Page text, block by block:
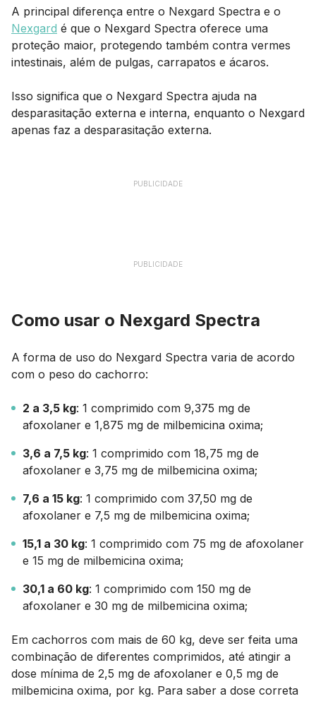
A principal diferença entre o Nexgard Spectra e o
Nexgard é que o Nexgard Spectra oferece uma
proteção maior, protegendo também contra vermes
intestinais, além de pulgas, carrapatos e ácaros.
Isso significa que o Nexgard Spectra ajuda na
desparasitação externa e interna, enquanto o Nexgard
apenas faz a desparasitação externa.
PUBLICIDADE
PUBLICIDADE
Como usar o Nexgard Spectra
A forma de uso do Nexgard Spectra varia de acordo
com o peso do cachorro:
2 a 3,5 kg: 1 comprimido com 9,375 mg de
afoxolaner e 1,875 mg de milbemicina oxima;
3,6 a 7,5 kg: 1 comprimido com 18,75 mg de
afoxolaner e 3,75 mg de milbemicina oxima;
7,6 a 15 kg: 1 comprimido com 37,50 mg de
afoxolaner e 7,5 mg de milbemicina oxima;
15,1 a 30 kg: 1 comprimido com 75 mg de afoxolaner
e 15 mg de milbemicina oxima;
30,1 a 60 kg: 1 comprimido com 150 mg de
afoxolaner e 30 mg de milbemicina oxima;
Em cachorros com mais de 60 kg, deve ser feita uma
combinação de diferentes comprimidos, até atingir a
dose mínima de 2,5 mg de afoxolaner e 0,5 mg de
milbemicina oxima, por kg. Para saber a dose correta